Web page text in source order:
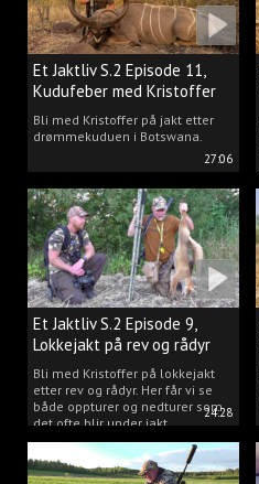
27:06
Et Jaktliv S.2 Episode 11,
Kudufeber med Kristoffer
Clausen
Bli med Kristoffer på jakt etter
drømmekuduen i Botswana.
24:28
Et Jaktliv S.2 Episode 9,
Lokkejakt på rev og rådyr
med Kristoffer Clausen
Bli med Kristoffer på lokkejakt
etter rev og rådyr. Her får vi se
både oppturer og nedturer som
det ofte blir under jakt.